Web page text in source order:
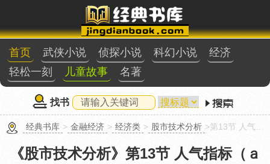
首页 武侠小说 侦探小说 科幻小说
经济
轻松一刻
儿童故事 名著
找书
经典书库 > 金融经济 > 经济类 > 股市技术分析 >第13节 人气指标（ａｒ）与意愿指标（ｂｒ）
《股市技术分析》 第13节 人气指标（ａ